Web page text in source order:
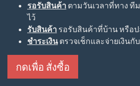
รอรับสินค้า ตามวันเวลาที่ทาง
ไว้
รับสินค้า รอรับสินค้าที่บ้าน หรือ
ชำระเงินตรวจเช็กและจ่ายเงิน
กดเพื่อ สั่งซื้อ